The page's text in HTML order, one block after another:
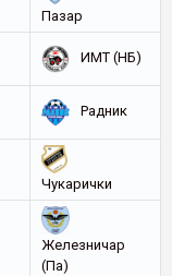
Пазар
ИМТ (НБ)
Радник
Чукарички
Железничар
(Па)